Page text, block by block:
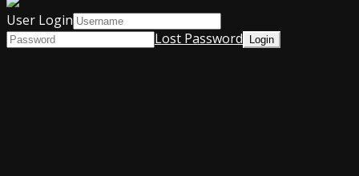
User Login
Lost Password